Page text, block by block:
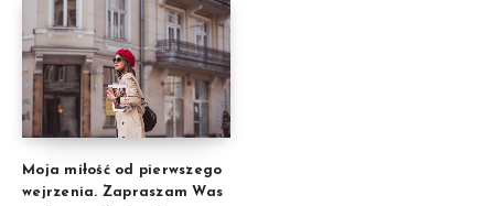
Moja miłość od pierwszego
wejrzenia. Zapraszam Was